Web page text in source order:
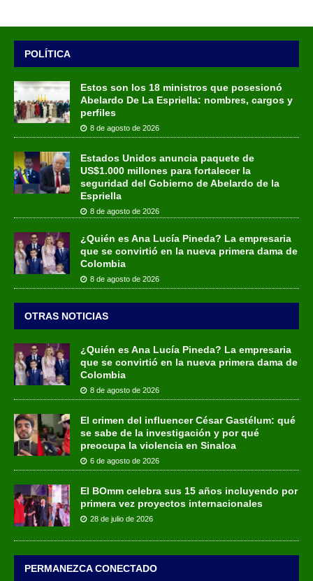
POLÍTICA
Estos son los 18 ministros que posesionó
Abelardo De La Espriella: nombres, cargos y
perfiles
8 de agosto de 2026
Estados Unidos anuncia paquete de
US$1.000 millones para fortalecer la
seguridad del Gobierno de Abelardo de la
Espriella
8 de agosto de 2026
¿Quién es Ana Lucía Pineda? La empresaria
que se convirtió en la nueva primera dama de
Colombia
8 de agosto de 2026
OTRAS NOTICIAS
¿Quién es Ana Lucía Pineda? La empresaria
que se convirtió en la nueva primera dama de
Colombia
8 de agosto de 2026
El crimen del influencer César Gastélum: qué
se sabe de la investigación y por qué
preocupa la violencia en Sinaloa
6 de agosto de 2026
El BOmm celebra sus 15 años incluyendo por
primera vez proyectos internacionales
28 de julio de 2026
PERMANEZCA CONECTADO